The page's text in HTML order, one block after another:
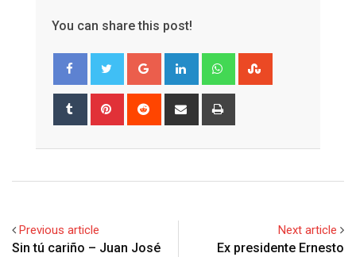
You can share this post!
Google+ LinkedIn Whatsapp
Tumblr Pinterest Reddit
Share
Previous article
Sin tú cariño – Juan José
Next article
Ex presidente Ernesto